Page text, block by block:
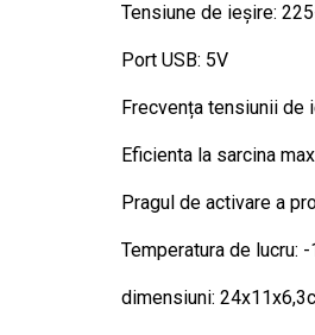
Tensiune de ieșire:
Port USB: 5V
Frecvența tensiunii de
Eficienta la sarcina
Pragul de activare a
Temperatura de lucru: -
dimensiuni: